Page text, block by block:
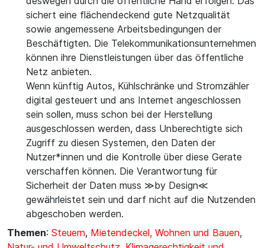
sichert eine flächendeckend gute Netzqualität
sowie angemessene Arbeitsbedingungen der
Beschäftigten. Die Telekommunikationsunternehmen
können ihre Dienstleistungen über das öffentliche
Netz anbieten.
Wenn künftig Autos, Kühlschränke und Stromzähler
digital gesteuert und ans Internet angeschlossen
sein sollen, muss schon bei der Herstellung
ausgeschlossen werden, dass Unberechtigte sich
Zugriff zu diesen Systemen, den Daten der
Nutzer*innen und die Kontrolle über diese Gerate
verschaffen können. Die Verantwortung für
Sicherheit der Daten muss ≫by Design≪
gewährleistet sein und darf nicht auf die Nutzenden
abgeschoben werden.
Themen: Steuern, Mietendeckel, Wohnen und Bauen,